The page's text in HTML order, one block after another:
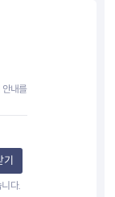
안내를
기
다.